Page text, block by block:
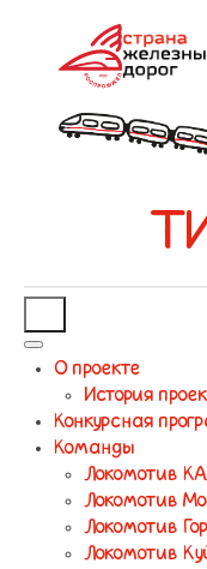
О проекте
История
Конкурсная
Команды
Локомотив
Локомотив
Локомотив
Локомотив